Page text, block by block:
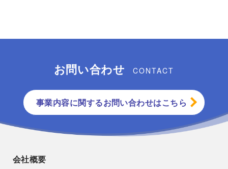
お問い合わせ CONTACT
事業内容に関するお問い合わせはこちら
会社概要